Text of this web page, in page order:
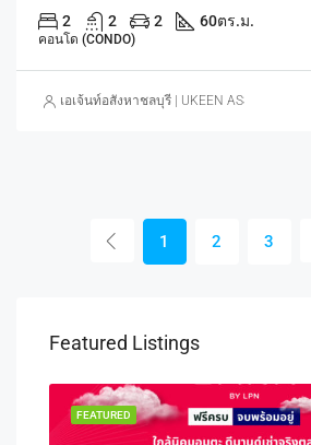
2 2 2 60ตร.ม.
คอนโด (CONDO)
เอเจ้นท์อสังหาชลบุรี | UKEEN ASSET CO., LTD.
1 2 3
Featured Listings
FEATURED